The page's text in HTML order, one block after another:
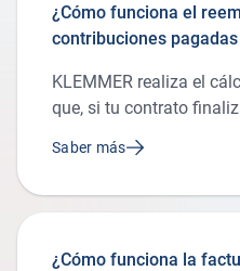
¿Cómo funciona el
contribuciones
KLEMMER realiza el
que, si tu contrato
exceso.
Saber más
¿Cómo funciona la